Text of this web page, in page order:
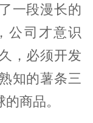
一段漫长的
公司才意识
，必须开发
知的薯条三
商品。